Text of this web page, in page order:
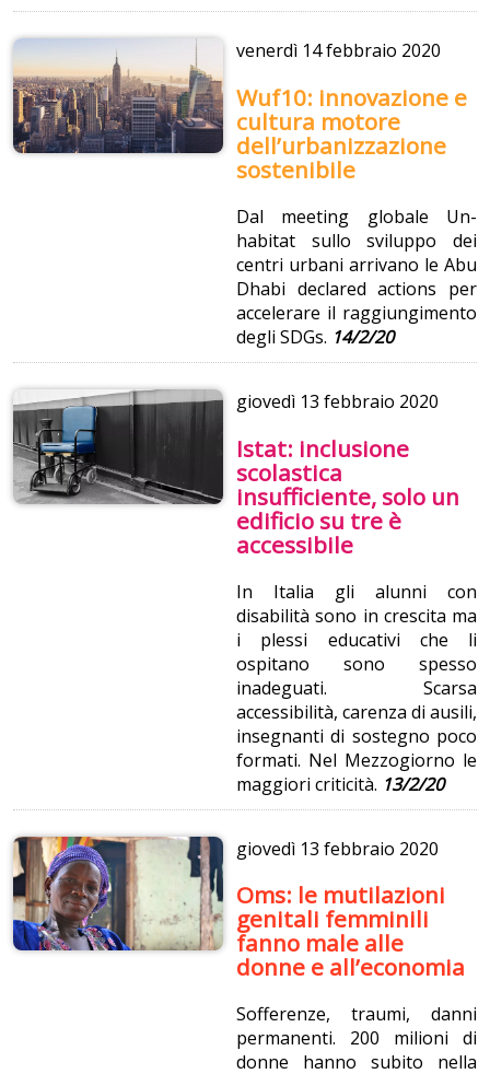
venerdì 14 febbraio 2020
Wuf10: innovazione e
cultura motore
dell’urbanizzazione
sostenibile
Dal meeting globale Un-
habitat sullo sviluppo dei
centri urbani arrivano le Abu
Dhabi declared actions per
accelerare il raggiungimento
degli SDGs. 14/2/20
giovedì 13 febbraio 2020
Istat: inclusione
scolastica
insufficiente, solo un
edificio su tre è
accessibile
In Italia gli alunni con
disabilità sono in crescita ma
i plessi educativi che li
ospitano sono spesso
inadeguati. Scarsa
accessibilità, carenza di ausili,
insegnanti di sostegno poco
formati. Nel Mezzogiorno le
maggiori criticità. 13/2/20
giovedì 13 febbraio 2020
Oms: le mutilazioni
genitali femminili
fanno male alle
donne e all’economia
Sofferenze, traumi, danni
permanenti. 200 milioni di
donne hanno subito nella